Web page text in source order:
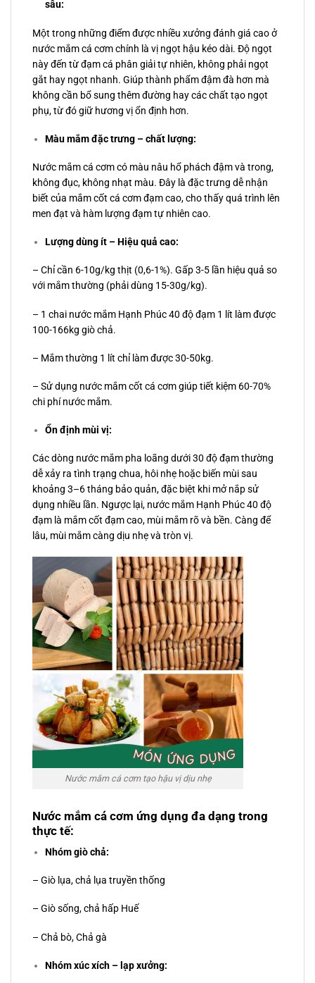
sâu:
Một trong những điểm được nhiều xưởng đánh giá cao ở
nước mắm cá cơm chính là vị ngọt hậu kéo dài. Độ ngọt
này đến từ đạm cá phân giải tự nhiên, không phải ngọt
gắt hay ngọt nhanh. Giúp thành phẩm đậm đà hơn mà
không cần bổ sung thêm đường hay các chất tạo ngọt
phụ, từ đó giữ hương vị ổn định hơn.
Màu mắm đặc trưng – chất lượng:
Nước mắm cá cơm có màu nâu hổ phách đậm và trong,
không đục, không nhạt màu. Đây là đặc trưng dễ nhận
biết của mắm cốt cá cơm đạm cao, cho thấy quá trình lên
men đạt và hàm lượng đạm tự nhiên cao.
Lượng dùng ít – Hiệu quả cao:
– Chỉ cần 6-10g/kg thịt (0,6-1%). Gấp 3-5 lần hiệu quả so
với mắm thường (phải dùng 15-30g/kg).
– 1 chai nước mắm Hạnh Phúc 40 độ đạm 1 lít làm được
100-166kg giò chả.
– Mắm thường 1 lít chỉ làm được 30-50kg.
– Sử dụng nước mắm cốt cá cơm giúp tiết kiệm 60-70%
chi phí nước mắm.
Ổn định mùi vị:
Các dòng nước mắm pha loãng dưới 30 độ đạm thường
dễ xảy ra tình trạng chua, hôi nhẹ hoặc biến mùi sau
khoảng 3–6 tháng bảo quản, đặc biệt khi mở nắp sử
dụng nhiều lần. Ngược lại, nước mắm Hạnh Phúc 40 độ
đạm là mắm cốt đạm cao, mùi mắm rõ và bền. Càng để
lâu, mùi mắm càng dịu nhẹ và tròn vị.
Nước mắm cá cơm tạo hậu vị dịu nhẹ
Nước mắm cá cơm ứng dụng đa dạng trong
thực tế:
Nhóm giò chả:
– Giò lụa, chả lụa truyền thống
– Giò sống, chả hấp Huế
– Chả bò, Chả gà
Nhóm xúc xích – lạp xưởng: